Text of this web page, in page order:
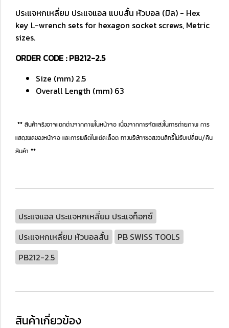
ประแจหกเหลี่ยม ประแจแอล แบบสั้น หัวบอล (มิล) - Hex
key L-wrench sets for hexagon socket screws, Metric
sizes.
ORDER CODE : PB212-2.5
Size (mm) 2.5
Overall Length (mm) 63
** สินค้าจริงอาจแตกต่างจากภาพในหน้าจอ เนื่องจากการจัดแสงในการถ่ายภาพ การ
แสดงผลของหน้าจอ และการผลิตในแต่ละล็อต ทางบริษัทฯขอสงวนสิทธิ์ไม่รับเปลี่ยน/คืน
สินค้า **
ประแจแอล ประแจหกเหลี่ยม ประแจท็อกซ์
ประแจหกเหลี่ยม หัวบอลสั้น
PB SWISS TOOLS
PB212-2.5
สินค้าเกี่ยวข้อง